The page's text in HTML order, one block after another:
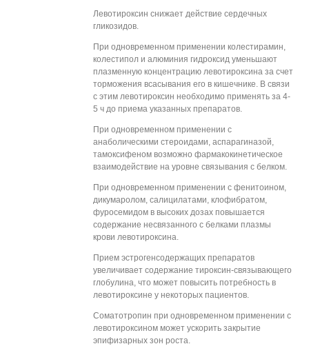
Левотироксин снижает действие сердечных
гликозидов.
При одновременном применении колестирамин,
колестипол и алюминия гидроксид уменьшают
плазменную концентрацию левотироксина за счет
торможения всасывания его в кишечнике. В связи
с этим левотироксин необходимо применять за 4-
5 ч до приема указанных препаратов.
При одновременном применении с
анаболическими стероидами, аспарагиназой,
тамоксифеном возможно фармакокинетическое
взаимодействие на уровне связывания с белком.
При одновременном применении с фенитоином,
дикумаролом, салицилатами, клофибратом,
фуросемидом в высоких дозах повышается
содержание несвязанного с белками плазмы
крови левотироксина.
Прием эстрогенсодержащих препаратов
увеличивает содержание тироксин-связывающего
глобулина, что может повысить потребность в
левотироксине у некоторых пациентов.
Соматотропин при одновременном применении с
левотироксином может ускорить закрытие
эпифизарных зон роста.